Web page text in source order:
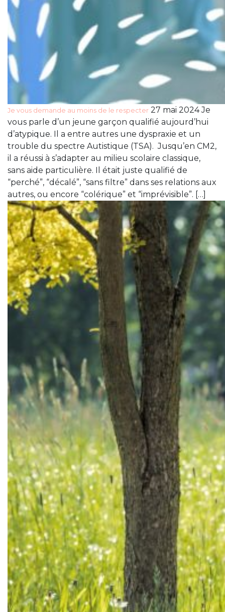
Je vous demande au moins de le respecter 27 mai 2024 Je
vous parle d’un jeune garçon qualifié aujourd’hui
d’atypique. Il a entre autres une dyspraxie et un
trouble du spectre Autistique (TSA). Jusqu’en CM2,
il a réussi à s’adapter au milieu scolaire classique,
sans aide particulière. Il était juste qualifié de
“perché”, “décalé”, “sans filtre” dans ses relations aux
autres, ou encore “colérique” et “imprévisible”. […]